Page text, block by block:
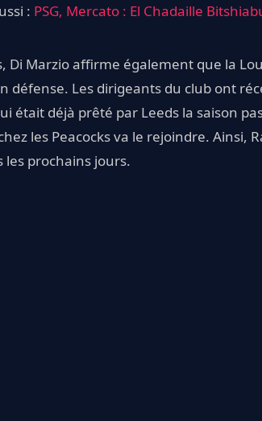
: PSG, Mercato : El Chadaille
Di Marzio affirme également que la
défense. Les dirigeants du club ont
était déjà prêté par Leeds la saison
les Peacocks va le rejoindre. Ainsi,
les prochains jours.